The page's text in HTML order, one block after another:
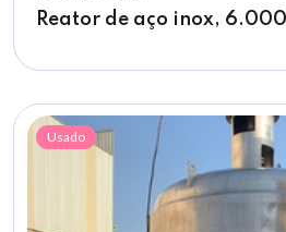
Reator de aço inox,
Usado